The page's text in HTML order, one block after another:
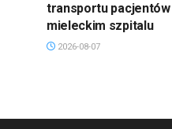
transportu pacjentów
mieleckim szpitalu
2026-08-07